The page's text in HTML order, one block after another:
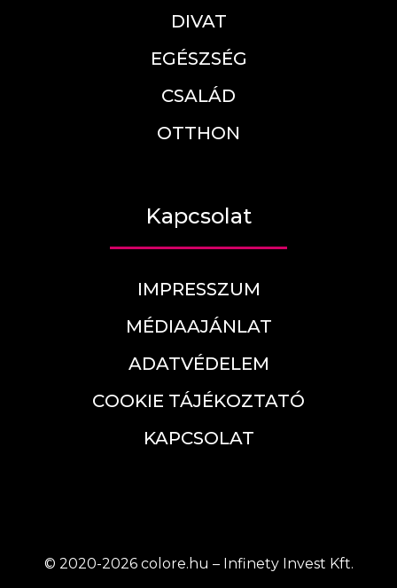
DIVAT
EGÉSZSÉG
CSALÁD
OTTHON
Kapcsolat
IMPRESSZUM
MÉDIAAJÁNLAT
ADATVÉDELEM
COOKIE TÁJÉKOZTATÓ
KAPCSOLAT
© 2020-2026 colore.hu – Infinety Invest Kft.